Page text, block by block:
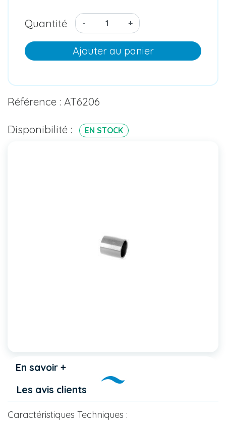
Quantité - +
Ajouter au panier
Référence : AT6206
Disponibilité : EN STOCK
En savoir +
Les avis clients
Caractéristiques Techniques :